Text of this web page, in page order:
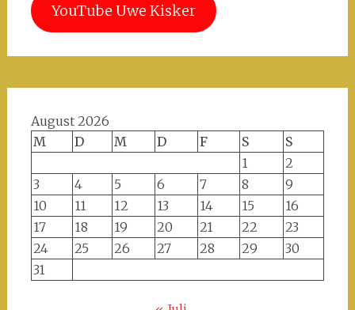
YouTube Uwe Kisker
August 2026
M
D M D F S
S
1
2
3
4 5 6 7 8
9
10
11 12 13 14 15
16
17
18 19 20 21 22
23
24
25 26 27 28 29
30
31